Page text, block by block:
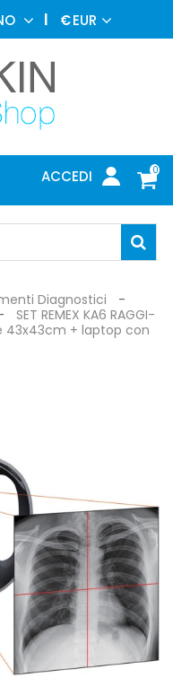
€EUR
0
ACCEDI
Diagnostici
SET REMEX KA6 RAGGI-
43x43cm + laptop con